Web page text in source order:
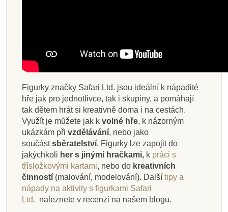
Figurky značky Safari Ltd. jsou ideální k nápadité
hře jak pro jednotlivce, tak i skupiny, a pomáhají
tak dětem hrát si kreativně doma i na cestách.
Využít je můžete jak k volné hře, k názorným
ukázkám při vzdělávání, nebo jako
součástsběratelství. Figurky lze zapojit do
jakýchkoli her s jinými hračkami, k práci s
třísložkovými kartami, nebo do kreativních
činností (malování, modelování). Další tipy a
nápady na aktivity s figurkami Safari
Ltd. naleznete v recenzi na našem blogu.